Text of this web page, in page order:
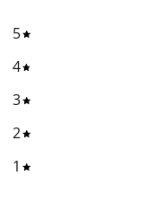
5
4
3
2
1